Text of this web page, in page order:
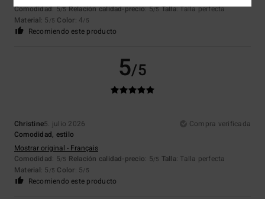
Comodidad: 5/5 Relación calidad-precio: 5/5 Talla: Talla perfecta
Material: 5 /5 Color: 4/5
Recomiendo este producto
5/5
Christine5. julio 2026
Compra verificada
Comodidad, estilo
Mostrar original - Français
Comodidad: 5/5 Relación calidad-precio: 5/5 Talla: Talla perfecta
Material: 5 /5 Color: 5/5
Recomiendo este producto